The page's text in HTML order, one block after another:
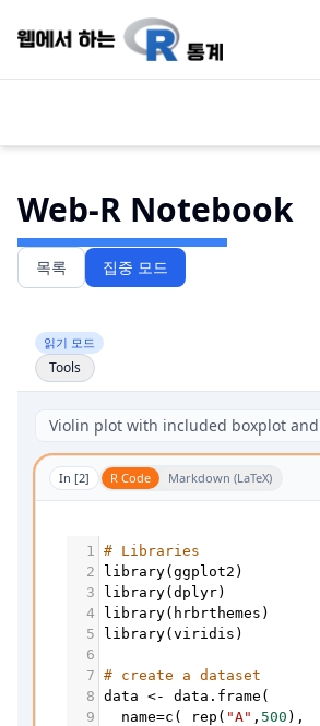
Web-R Notebook
목록 집중 모드
읽기 모드
Tools
In [2] R Code Markdown (LaTeX)
1 # Libraries
2
library( ggplot2 )
3
library( dplyr)
4
library( hrbrthemes )
5
library( viridis )
6
7 # create a dataset
8 data <- data.frame (
9
name=c ( rep ( "A" , 500